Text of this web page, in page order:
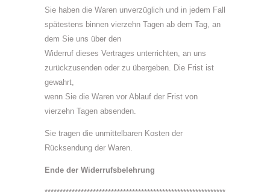
Sie haben die Waren unverzüglich und in jedem Fall
spätestens binnen vierzehn Tagen ab dem Tag, an
dem Sie uns über den
Widerruf dieses Vertrages unterrichten, an uns
zurückzusenden oder zu übergeben. Die Frist ist
gewahrt,
wenn Sie die Waren vor Ablauf der Frist von
vierzehn Tagen absenden.
Sie tragen die unmittelbaren Kosten der
Rücksendung der Waren.
Ende der Widerrufsbelehrung